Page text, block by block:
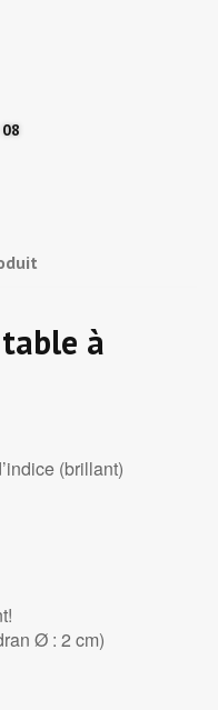
à
(brillant)
Ø : 2 cm)